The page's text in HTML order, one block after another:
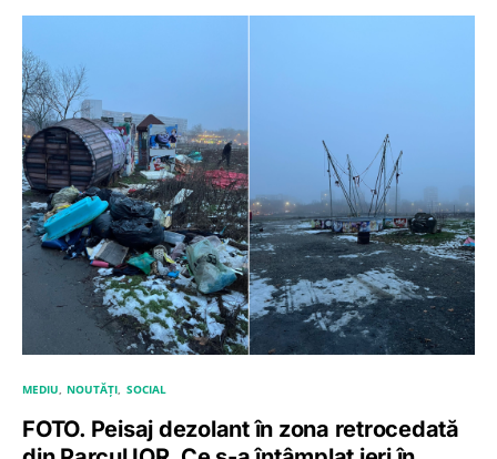
MEDIU NOUTĂȚI SOCIAL
FOTO. Peisaj dezolant în zona retrocedată